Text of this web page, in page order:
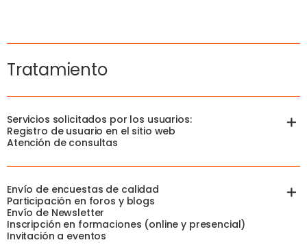
Tratamiento
Servicios solicitados por los usuarios:
Registro de usuario en el sitio web
Atención de consultas
Finalidad
Gestionar el registro de usuario en los casos en los que sea
necesario para permitir el acceso a las funcionalidades y
contenidos de las herramientas disponibles a través del Sitio
Envío de encuestas de calidad
Participación en foros y blogs
Envío de Newsletter
Inscripción en formaciones (online y presencial)
Invitación a eventos